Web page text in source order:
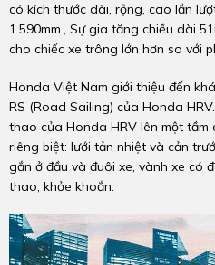
có kích thước dài, rộng, cao lần
1.590mm., Sự gia tăng chiều dài
cho chiếc xe trông lớn hơn so với
Honda Việt Nam giới thiệu đến
RS (Road Sailing) của Honda
thao của Honda HRV lên một tầm
riêng biệt: lưới tản nhiệt và cản
gắn ở đầu và đuôi xe, vành xe có
thao, khỏe khoắn.